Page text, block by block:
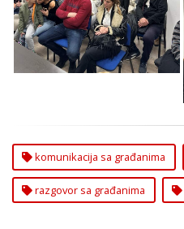
komunikacija sa građanima
razgovor sa građanima